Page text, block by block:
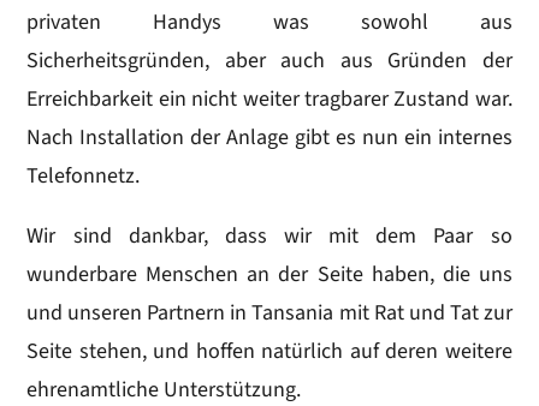
privaten Handys was sowohl aus
Sicherheitsgründen, aber auch aus Gründen der
Erreichbarkeit ein nicht weiter tragbarer Zustand war.
Nach Installation der Anlage gibt es nun ein internes
Telefonnetz.
Wir sind dankbar, dass wir mit dem Paar so
wunderbare Menschen an der Seite haben, die uns
und unseren Partnern in Tansania mit Rat und Tat zur
Seite stehen, und hoffen natürlich auf deren weitere
ehrenamtliche Unterstützung.